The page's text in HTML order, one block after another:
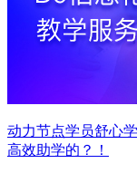
动力节点学员舒心
高效助学的？！